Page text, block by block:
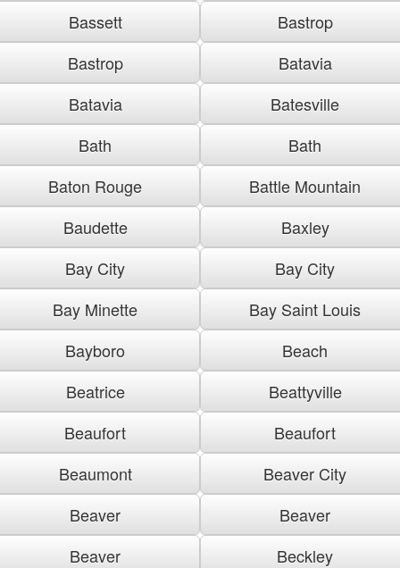
Bassett
Bastrop
Bastrop
Batavia
Batavia
Batesville
Bath
Bath
Baton Rouge
Battle Mountain
Baudette
Baxley
Bay City
Bay City
Bay Minette
Bay Saint Louis
Bayboro
Beach
Beatrice
Beattyville
Beaufort
Beaufort
Beaumont
Beaver City
Beaver
Beaver
Beaver
Beckley